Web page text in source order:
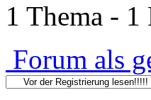
1 Thema -
Forum als